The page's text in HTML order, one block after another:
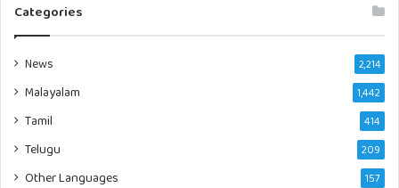
Categories
News 2,214
Malayalam 1,442
Tamil 414
Telugu 209
Other Languages 157